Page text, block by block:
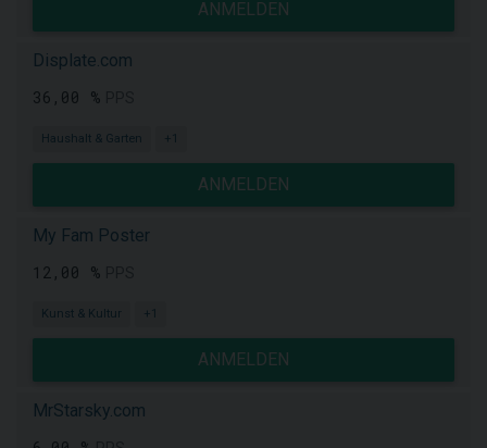
ANMELDEN
Displate.com
36,00 %
Haushalt & Garten +1
ANMELDEN
My Fam Poster
12,00 %
Kunst & Kultur +1
ANMELDEN
MrStarsky.com